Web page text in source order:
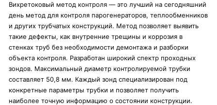
Вихретоковый метод контроля — это лучший на сегодняшний
день метод для контроля парогенераторов, теплообменников
и других трубчатых конструкций. Метод позволяет выявить
такие дефекты, как внутренние трещины и коррозия в
стенках труб без необходимости демонтажа и разборки
объекта контроля. Разработан широкий спектр проходных
зондов. Максимальный диаметр контролируемой трубки
составляет 50,8 мм. Каждый зонд специализирован под
конкретные параметры трубки и позволяет получить
наиболее точную информацию о состоянии конструкции.